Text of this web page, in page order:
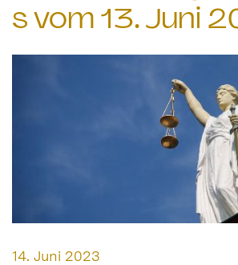
s vom 13. Juni
Datum:
14. Juni 2023